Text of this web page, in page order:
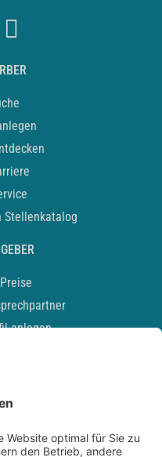
Stellenkatalog
anlegen